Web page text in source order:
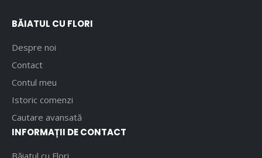
BĂIATUL CU FLORI
Despre noi
Contact
Contul meu
Istoric comenzi
Cautare avansată
INFORMAȚII DE CONTACT
Băiatul cu Flori